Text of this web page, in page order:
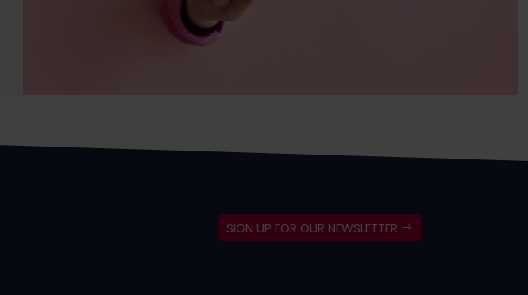
SIGN UP FOR OUR NEWSLETTER